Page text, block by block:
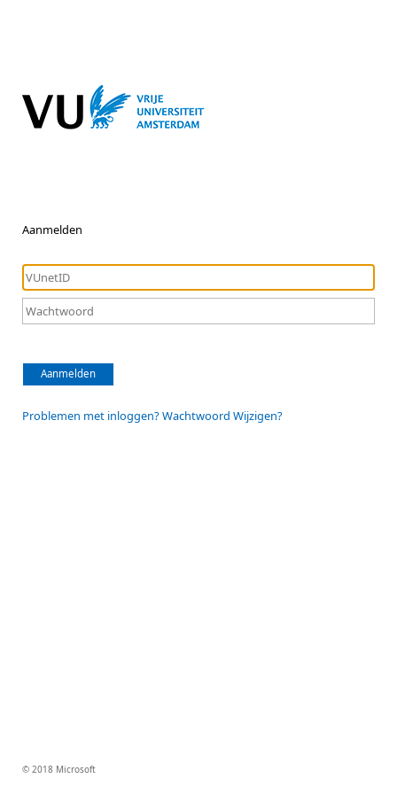
Aanmelden
Aanmelden
Problemen met inloggen? Wachtwoord Wijzigen?
© 2018 Microsoft